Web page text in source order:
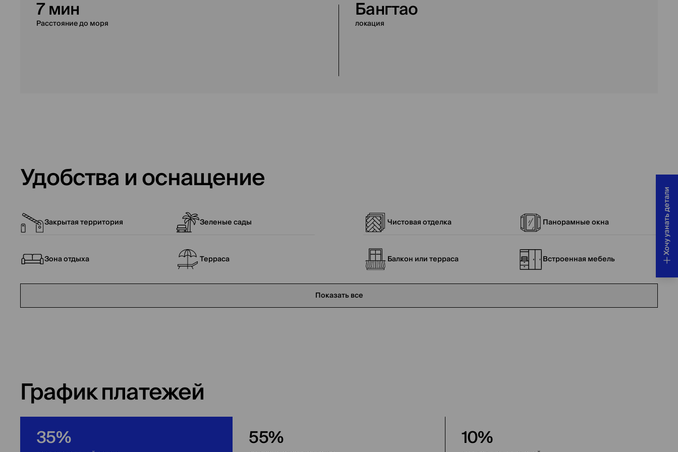
Хочу узнать детали
7 мин
Расстояние до моря Бангтао
локация
Удобства и оснащение
Закрытая территория Зеленые сады
Зона отдыха Терраса
Чистовая отделка Панорамные окна
Балкон или терраса Встроенная мебель
Показать все
График платежей
35% 55% 10%